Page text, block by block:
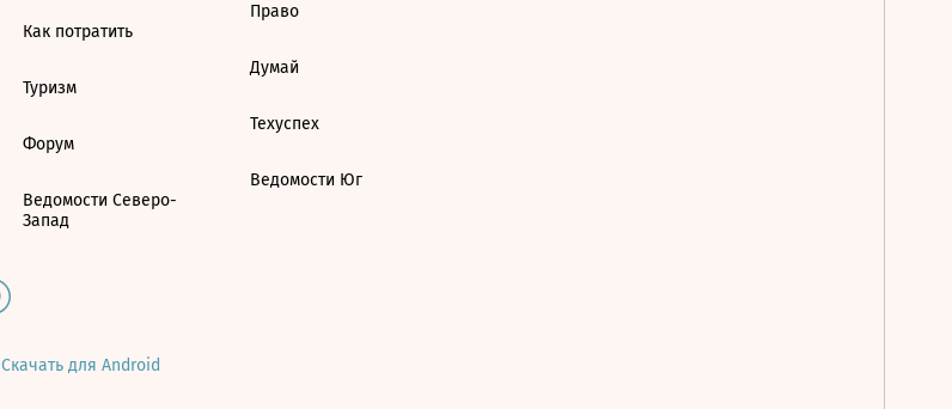
Как потратить
Туризм
Форум
Ведомости Северо-
Запад
Право
Думай
Техуспех
Ведомости Юг
Скачать для Android